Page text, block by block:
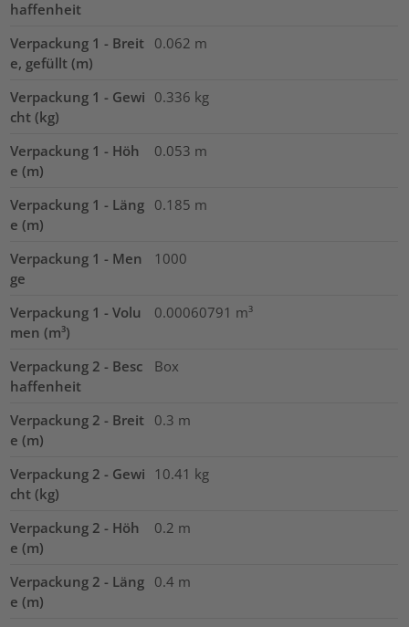
haffenheit
Verpackung 1 - Breit
e, gefüllt (m)
0.062 m
Verpackung 1 - Gewi
cht (kg)
0.336 kg
Verpackung 1 - Höh
e (m)
0.053 m
Verpackung 1 - Läng
e (m)
0.185 m
Verpackung 1 - Men
ge
1000
Verpackung 1 - Volu
men (m³)
0.00060791 m³
Verpackung 2 - Besc
haffenheit
Box
Verpackung 2 - Breit
e (m)
0.3 m
Verpackung 2 - Gewi
cht (kg)
10.41 kg
Verpackung 2 - Höh
e (m)
0.2 m
Verpackung 2 - Läng
e (m)
0.4 m